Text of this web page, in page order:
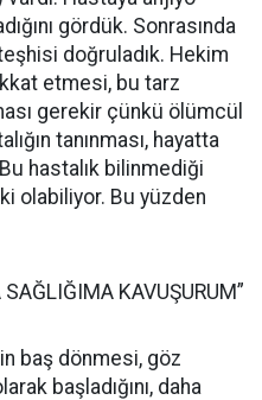
gördük. Sonrasında
doğruladık. Hekim
etmesi, bu tarz
gerekir çünkü ölümcül
tanınması, hayatta
hastalık bilinmediği
olabiliyor. Bu yüzden
KAVUŞURUM”
baş dönmesi, göz
başladığını, daha